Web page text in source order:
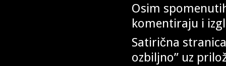
Osim
komentiraju i
Satirična
ozbiljno” uz